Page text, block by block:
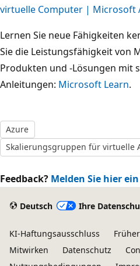
virtuelle Computer | Microsoft
Lernen Sie neue Fähigkeiten
Sie die Leistungsfähigkeit von
Produkten und -Lösungen mit
Anleitungen: Microsoft Learn.
Azure
Skalierungsgruppen für virtuelle
Feedback? Melden Sie hier
Deutsch Ihre
KI-Haftungsausschluss
Mitwirken
Datenschutz